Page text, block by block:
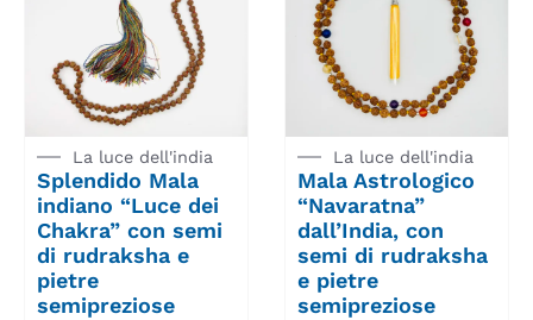
La luce dell'india
Splendido Mala
indiano “Luce dei
Chakra” con semi
di rudraksha e
pietre
semipreziose
La luce dell'india
Mala Astrologico
“Navaratna”
dall’India, con
semi di rudraksha
e pietre
semipreziose